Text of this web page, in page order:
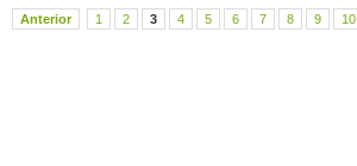
Anterior 1 2 3 4 5 6 7 8 9 10